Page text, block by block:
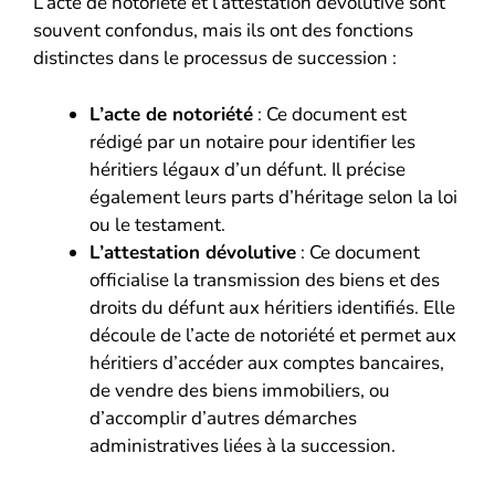
souvent confondus, mais ils ont des fonctions
distinctes dans le processus de succession :
L’acte de notoriété : Ce document est
rédigé par un notaire pour identifier les
héritiers légaux d’un défunt. Il précise
également leurs parts d’héritage selon la loi
ou le testament.
L’attestation dévolutive : Ce document
officialise la transmission des biens et des
droits du défunt aux héritiers identifiés. Elle
découle de l’acte de notoriété et permet aux
héritiers d’accéder aux comptes bancaires,
de vendre des biens immobiliers, ou
d’accomplir d’autres démarches
administratives liées à la succession.